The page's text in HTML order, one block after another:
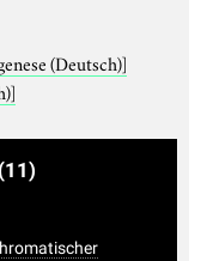
(Deutsch)]
(11)